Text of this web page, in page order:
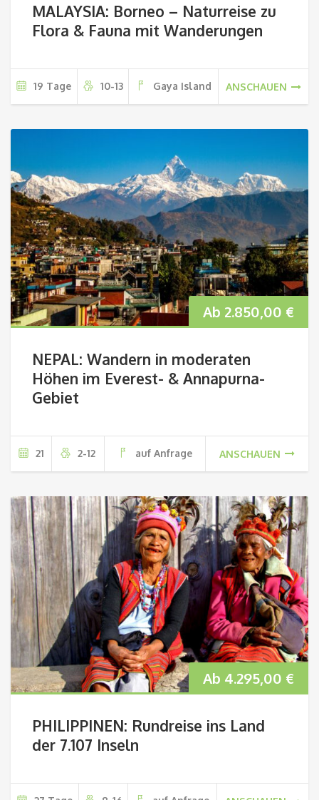
MALAYSIA: Borneo – Naturreise zu
Flora & Fauna mit Wanderungen
19 Tage 10-13 Gaya Island ANSCHAUEN
Ab 2.850,00 €
NEPAL: Wandern in moderaten
Höhen im Everest- & Annapurna-
Gebiet
21 2-12 auf Anfrage ANSCHAUEN
Ab 4.295,00 €
PHILIPPINEN: Rundreise ins Land
der 7.107 Inseln